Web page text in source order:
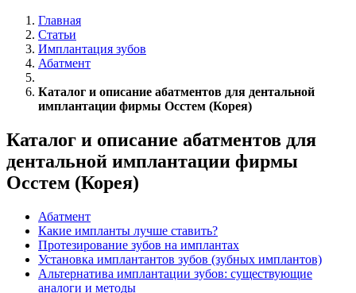
Главная
Статьи
Имплантация зубов
Абатмент
Каталог и описание абатментов для дентальной
имплантации фирмы Осстем (Корея)
Каталог и описание абатментов для
дентальной имплантации фирмы
Осстем (Корея)
Абатмент
Какие импланты лучше ставить?
Протезирование зубов на имплантах
Установка имплантантов зубов (зубных имплантов)
Альтернатива имплантации зубов: существующие
аналоги и методы